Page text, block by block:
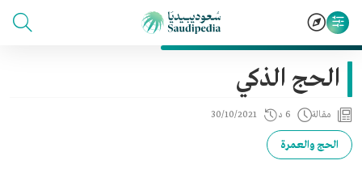
الحج الذكي
مقالة 6 د 30/10/2021
الحج والعمرة